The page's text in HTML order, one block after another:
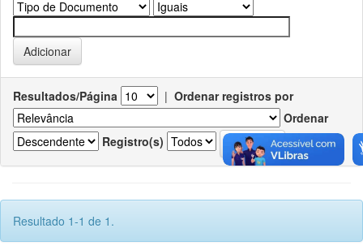
Resultados/Página | Ordenar registros por
Ordenar
Registro(s)
Resultado 1-1 de 1.